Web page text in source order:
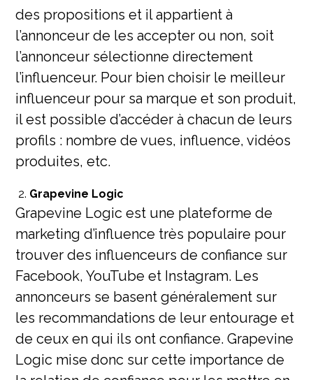
des propositions et il appartient à
l’annonceur de les accepter ou non, soit
l’annonceur sélectionne directement
l’influenceur. Pour bien choisir le meilleur
influenceur pour sa marque et son produit,
il est possible d’accéder à chacun de leurs
profils : nombre de vues, influence, vidéos
produites, etc.
Grapevine Logic
Grapevine Logic est une plateforme de
marketing d’influence très populaire pour
trouver des influenceurs de confiance sur
Facebook, YouTube et Instagram. Les
annonceurs se basent généralement sur
les recommandations de leur entourage et
de ceux en qui ils ont confiance. Grapevine
Logic mise donc sur cette importance de